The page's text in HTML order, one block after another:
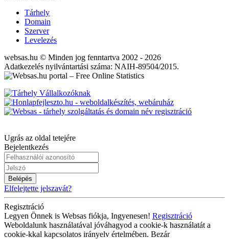
Tárhely
Domain
Szerver
Levelezés
websas.hu © Minden jog fenntartva 2002 - 2026
Adatkezelés nyilvántartási száma: NAIH-89504/2015.
Ugrás az oldal tetejére
Bejelentkezés
Belépés
Elfelejtette jelszavát?
Regisztráció
Legyen Önnek is Websas fiókja, Ingyenesen! Regisztráció
Weboldalunk használatával jóváhagyod a cookie-k használatát a
cookie-kkal kapcsolatos irányelv értelmében. Bezár